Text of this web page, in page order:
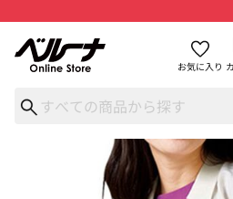
お気に入り